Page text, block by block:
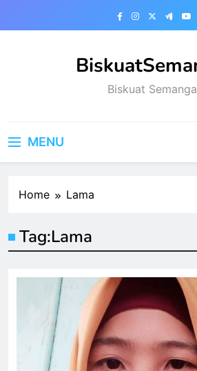
Biskuat
MENU
Home Lama
Tag:Lama